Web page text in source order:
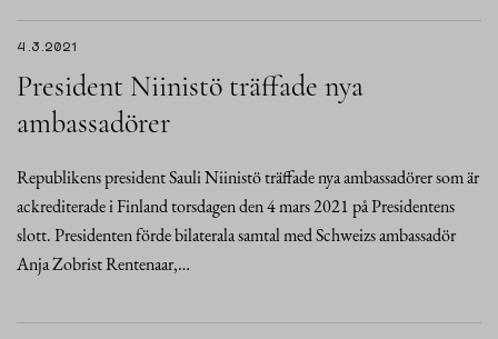
4.3.2021
President Niinistö träffade nya
ambassadörer
Republikens president Sauli Niinistö träffade nya ambassadörer som är
ackrediterade i Finland torsdagen den 4 mars 2021 på Presidentens
slott. Presidenten förde bilaterala samtal med Schweizs ambassadör
Anja Zobrist Rentenaar,…